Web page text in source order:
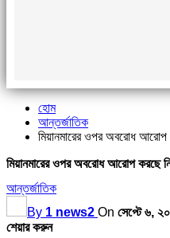
হোম
আন্তর্জাতিক
মিয়ানমারের ওপর অবরোধ আরোপ
মিয়ানমারের ওপর অবরোধ আরোপ করছে
আন্তর্জাতিক
By 1 news2 On সেপ্টে ৬,
শেয়ার করুন